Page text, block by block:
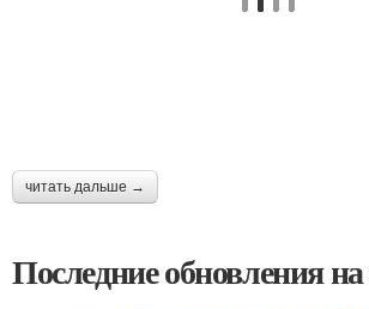
читать дальше →
Последние обновления на